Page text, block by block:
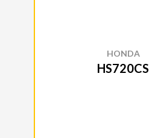
HONDA
HS720CS